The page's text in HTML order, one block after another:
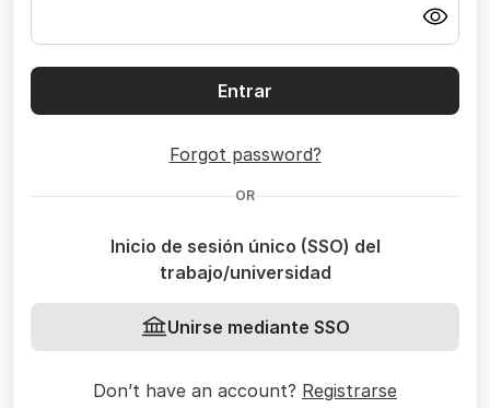
Entrar
Forgot password?
OR
Inicio de sesión único (SSO) del
trabajo/universidad
Unirse mediante SSO
Don’t have an account? Registrarse